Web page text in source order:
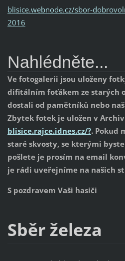
blisice.webnode.cz/sbor-
2016
Nahlédněte...
Ve fotogalerii jsou uloženy
difitálním foťákem ze starých
dostali od pamětníků nebo
Zbytek fotek je uložen v
blisice.rajce.idnes.cz/?. Pokud
staré skvosty, se kterými
pošlete je prosím na email
je rádi uveřejníme na našich
S pozdravem Vaši hasiči
Sběr železa